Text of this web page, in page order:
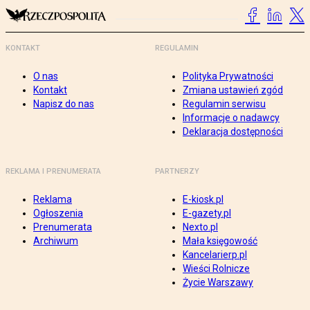
KONTAKT
O nas
Kontakt
Napisz do nas
REGULAMIN
Polityka Prywatności
Zmiana ustawień zgód
Regulamin serwisu
Informacje o nadawcy
Deklaracja dostępności
REKLAMA I PRENUMERATA
Reklama
Ogłoszenia
Prenumerata
Archiwum
PARTNERZY
E-kiosk.pl
E-gazety.pl
Nexto.pl
Mała księgowość
Kancelarierp.pl
Wieści Rolnicze
Życie Warszawy